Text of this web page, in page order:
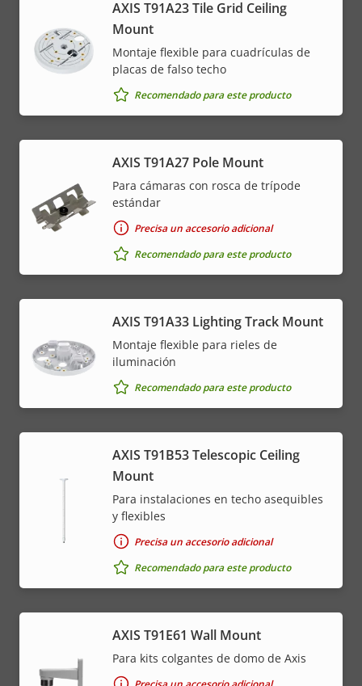
AXIS T91A23 Tile Grid Ceiling
Mount
Montaje flexible para cuadrículas de
placas de falso techo
Recomendado para este producto
AXIS T91A27 Pole Mount
Para cámaras con rosca de trípode
estándar
Precisa un accesorio adicional
Recomendado para este producto
AXIS T91A33 Lighting Track Mount
Montaje flexible para rieles de
iluminación
Recomendado para este producto
AXIS T91B53 Telescopic Ceiling
Mount
Para instalaciones en techo asequibles
y flexibles
Precisa un accesorio adicional
Recomendado para este producto
AXIS T91E61 Wall Mount
Para kits colgantes de domo de Axis